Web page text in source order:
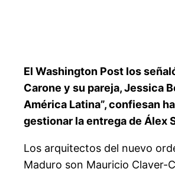
El Washington Post los
Carone y su pareja, Jessica
América Latina”, confiesan
gestionar la entrega de Álex
Los arquitectos del nuevo
Maduro son Mauricio Claver-